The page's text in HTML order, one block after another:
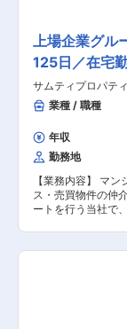
定した就業環境と
年、離職率も極め
が中途社員となり
手当や充実の福利
ます。また、企画
わっていけること
部門と関わり、一
魅力的です。
上場企業グル
125日／在宅
サムティプロパテ
業種 / 職種
年収
勤務地
【業務内容】 マ
ス・売買物件の仲
ートを行う当社で
す。 【具体的な業務内容】 ■IT戦略の立案・推進